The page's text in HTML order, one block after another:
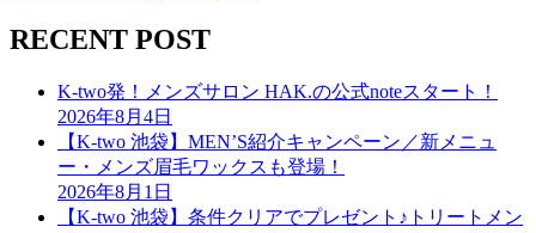
RECENT POST
K-two発！メンズサロン HAK.の公式noteスタート！
2026年8月4日
【K-two 池袋】MEN’S紹介キャンペーン／新メニュ
ー・メンズ眉毛ワックスも登場！
2026年8月1日
【K-two 池袋】条件クリアでプレゼント♪トリートメン